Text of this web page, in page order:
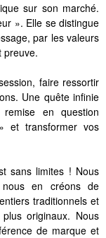
sur son marché.
». Elle se distingue
par les valeurs
preuve.
faire ressortir
Une quête infinie
en question
et transformer vos
sans limites ! Nous
en créons de
traditionnels et
originaux. Nous
de marque et